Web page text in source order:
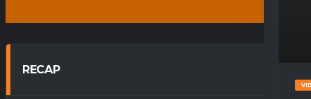
RECAP